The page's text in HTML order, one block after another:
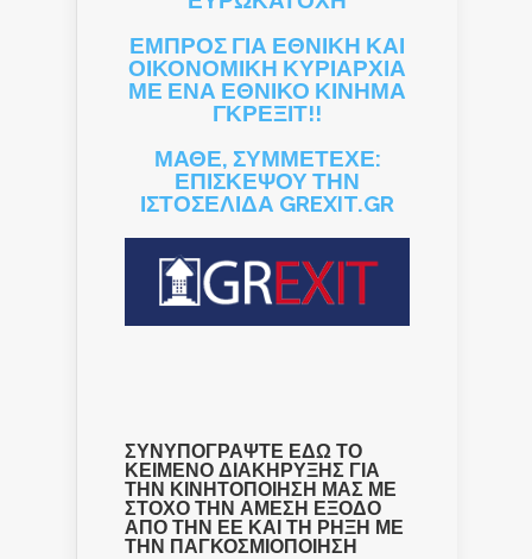
ΕΜΠΡΟΣ ΓΙΑ ΕΘΝΙΚΗ ΚΑΙ
ΟΙΚΟΝΟΜΙΚΗ ΚΥΡΙΑΡΧΙΑ
ΜΕ ΕΝΑ ΕΘΝΙΚΟ ΚΙΝΗΜΑ
ΓΚΡΕΞΙΤ!!
ΜΑΘΕ, ΣΥΜΜΕΤΕΧΕ:
ΕΠΙΣΚΕΨΟΥ ΤΗΝ
ΙΣΤΟΣΕΛΙΔΑ GREXIT.GR
ΣΥΝΥΠΟΓΡΑΨΤΕ ΕΔΩ ΤΟ
ΚΕΙΜΕΝΟ ΔΙΑΚΗΡΥΞΗΣ ΓΙΑ
ΤΗΝ ΚΙΝΗΤΟΠΟΙΗΣΗ ΜΑΣ ΜΕ
ΣΤΟΧΟ ΤΗΝ ΑΜΕΣΗ ΕΞΟΔΟ
ΑΠΟ ΤΗΝ ΕΕ ΚΑΙ ΤΗ ΡΗΞΗ ΜΕ
ΤΗΝ ΠΑΓΚΟΣΜΙΟΠΟΙΗΣΗ